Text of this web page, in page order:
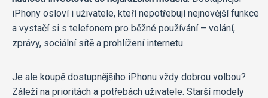
iPhony osloví i uživatele, kteří nepotřebují nejnovější funkce
a vystačí si s telefonem pro běžné používání – volání,
zprávy, sociální sítě a prohlížení internetu.
Je ale koupě dostupnějšího iPhonu vždy dobrou volbou?
Záleží na prioritách a potřebách uživatele. Starší modely